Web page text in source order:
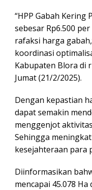
“HPP Gabah Kering
sebesar Rp6.500
rafaksi harga
koordinasi
Kabupaten Blora di
Jumat (21/2/2025).
Dengan kepastian
dapat semakin
menggenjot
Sehingga
kesejahteraan para
Diinformasikan
mencapai 45.078